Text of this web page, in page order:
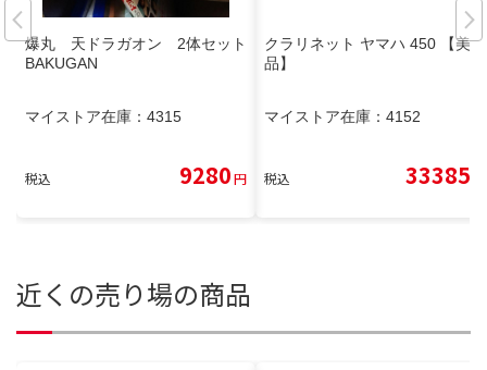
爆丸 天ドラガオン 2体セット
BAKUGAN
マイストア在庫： 4315
税込 9280円
クラリネット ヤマハ 450 【美
品】
マイストア在庫： 4152
税込 33385
近くの売り場の商品